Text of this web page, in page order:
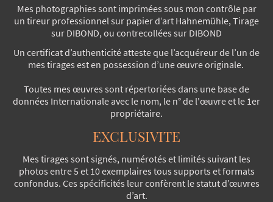
Mes photographies sont imprimées sous mon contrôle par
un tireur professionnel sur papier d’art Hahnemühle, Tirage
sur DIBOND, ou contrecollées sur DIBOND
Un certificat d’authenticité atteste que l’acquéreur de l’un de
mes tirages est en possession d’une œuvre originale.
Toutes mes œuvres sont répertoriées dans une base de
données Internationale avec le nom, le n° de l'œuvre et le 1er
propriétaire.
EXCLUSIVITE
Mes tirages sont signés, numérotés et limités suivant les
photos entre 5 et 10 exemplaires tous supports et formats
confondus. Ces spécificités leur confèrent le statut d’œuvres
d’art.